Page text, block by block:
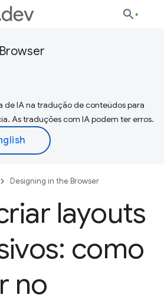
de IA na tradução de conteúdos para
As traduções com IA podem ter erros.
Designing in the Browser
layouts
como
no